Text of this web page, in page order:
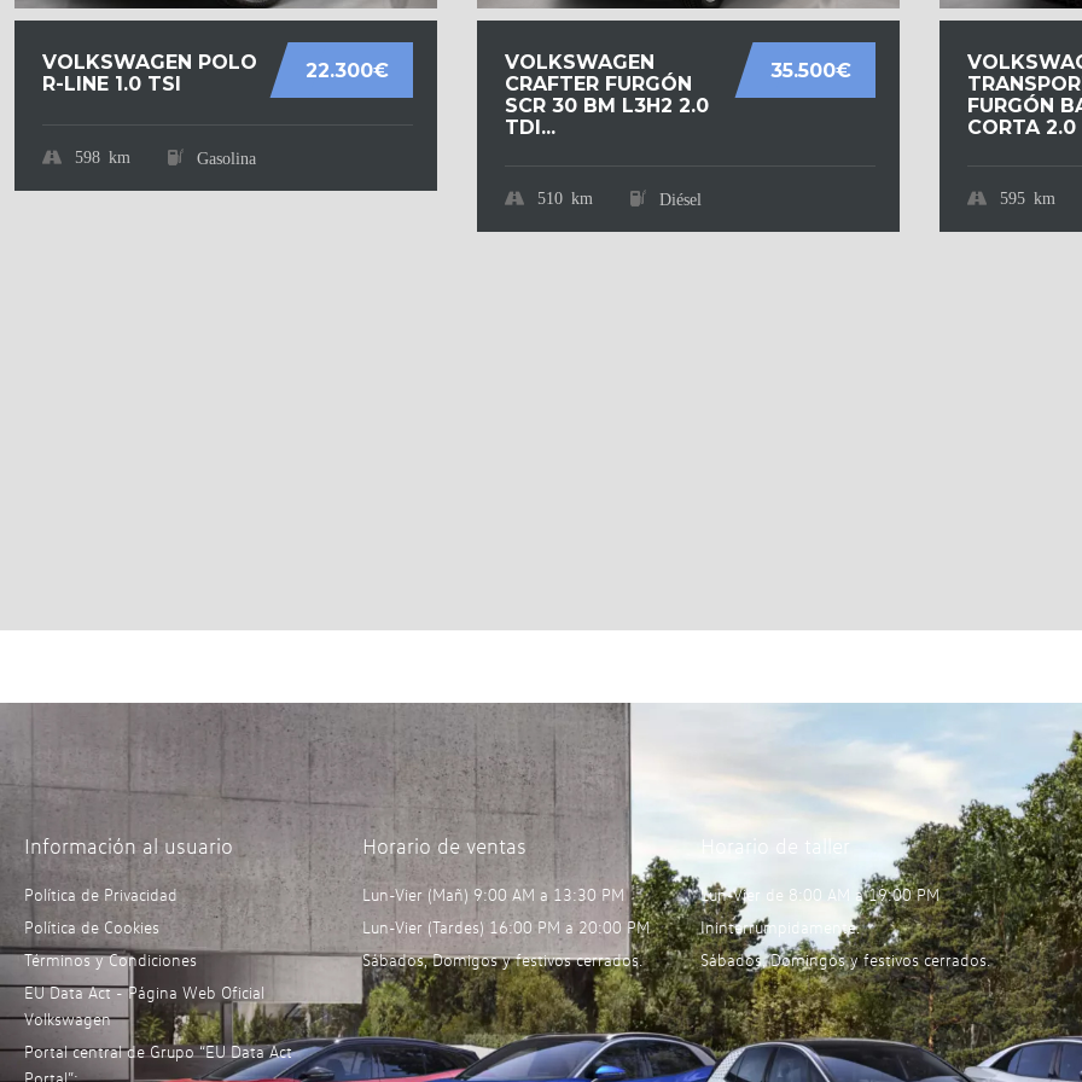
22.300€
VOLKSWAGEN POLO
R-LINE 1.0 TSI
598 km Gasolina
35.500€
VOLKSWAGEN
CRAFTER FURGÓN
SCR 30 BM L3H2 2.0
TDI...
510 km Diésel
FURGÓN
CORTA 2.0
595 km
Información al usuario
Política de Privacidad
Política de Cookies
Términos y Condiciones
EU Data Act - Página Web Oficial
Volkswagen
Portal central de Grupo “EU Data Act
Horario de ventas
Lun-Vier (Mañ) 9:00 AM a 13:30 PM
Lun-Vier (Tardes) 16:00 PM a 20:00 PM
Sábados, Domigos y festivos cerrados.
Horario de taller
Lun-Vier de 8:00 AM a 19:00 PM
Ininterrumpidamente.
Sábados, Domingos y festivos cerrados.